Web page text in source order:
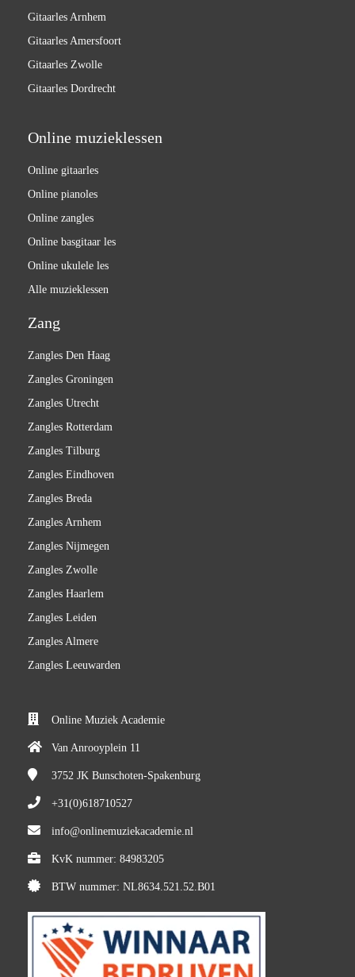
Gitaarles Arnhem
Gitaarles Amersfoort
Gitaarles Zwolle
Gitaarles Dordrecht
Online muzieklessen
Online gitaarles
Online pianoles
Online zangles
Online basgitaar les
Online ukulele les
Alle muzieklessen
Zang
Zangles Den Haag
Zangles Groningen
Zangles Utrecht
Zangles Rotterdam
Zangles Tilburg
Zangles Eindhoven
Zangles Breda
Zangles Arnhem
Zangles Nijmegen
Zangles Zwolle
Zangles Haarlem
Zangles Leiden
Zangles Almere
Zangles Leeuwarden
Online Muziek Academie
Van Anrooyplein 11
3752 JK Bunschoten-Spakenburg
+31(0)618710527
info@onlinemuziekacademie.nl
KvK nummer: 84983205
BTW nummer: NL8634.521.52.B01